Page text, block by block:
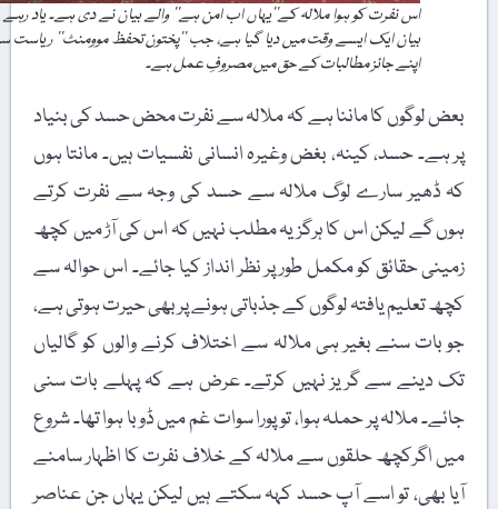
اس نفرت کو ہوا ملالہ کے’’یہاں اب امن ہے‘‘ والے بیان نے دی ہے۔ یاد رہے یہ
بیان ایک ایسے وقت میں دیا گیا ہے، جب ’’پختون تحفظ موومنٹ‘‘ ریاست سے
اپنے جائز مطالبات کے حق میں مصروفِ عمل ہے۔
بعض لوگوں کا ماننا ہے کہ ملالہ سے نفرت محض حسد کی بنیاد
پر ہے۔ حسد، کینہ، بغض وغیرہ انسانی نفسیات ہیں۔ مانتا ہوں
کہ ڈھیر سارے لوگ ملالہ سے حسد کی وجہ سے نفرت کرتے
ہوں گے لیکن اس کا ہرگز یہ مطلب نہیں کہ اس کی آڑ میں کچھ
زمینی حقائق کو مکمل طور پر نظر انداز کیا جائے۔ اس حوالہ سے
کچھ تعلیم یافتہ لوگوں کے جذباتی ہونے پر بھی حیرت ہوتی ہے،
جو بات سنے بغیر ہی ملالہ سے اختلاف کرنے والوں کو گالیاں
تک دینے سے گریز نہیں کرتے۔ عرض ہے کہ پہلے بات سنی
جائے۔ ملالہ پر حملہ ہوا، تو پورا سوات غم میں ڈوبا ہوا تھا۔ شروع
میں اگرکچھ حلقوں سے ملالہ کے خلاف نفرت کا اظہار سامنے
آیا بھی، تو اسے آپ حسد کہہ سکتے ہیں لیکن یہاں جن عناصر